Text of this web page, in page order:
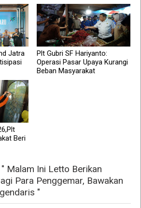
Jatra
Plt Gubri SF Hariyanto:
Operasi Pasar Upaya Kurangi
Beban Masyarakat
Beri
Malam Ini Letto Berikan
Para Penggemar, Bawakan
"